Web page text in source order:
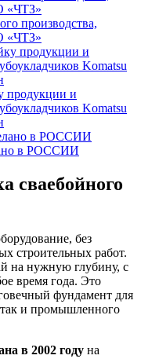
производства,
«ЧТЗ»
продукции и
Komatsu
в РОССИИ
сваебойного
без
строительных работ.
на нужную глубину, с
время года. Это
фундамент для
и промышленного
в 2002 году на